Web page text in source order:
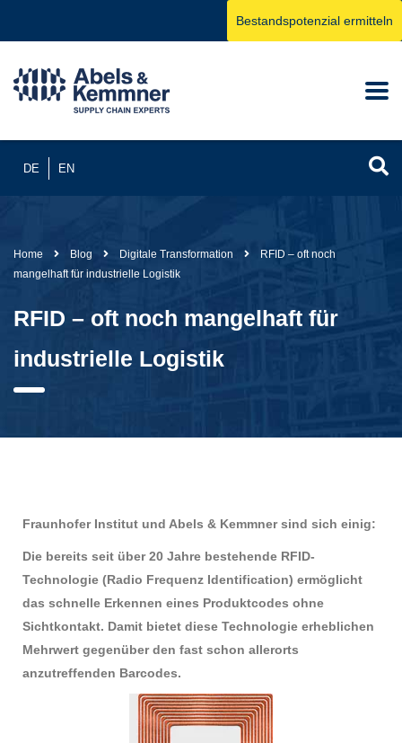
DE EN
Bestandspotenzial ermitteln
Home Blog Digitale Transformation
RFID – oft noch
mangelhaft für industrielle Logistik
RFID – oft noch mangelhaft für
industrielle Logistik
Fraunhofer Institut und Abels & Kemmner sind sich einig:
Die bereits seit über 20 Jahre bestehende RFID-
Technologie (Radio Frequenz Identification) ermöglicht
das schnelle Erkennen eines Produktcodes ohne
Sichtkontakt. Damit bietet diese Technologie erheblichen
Mehrwert gegenüber den fast schon allerorts
anzutreffenden Barcodes.